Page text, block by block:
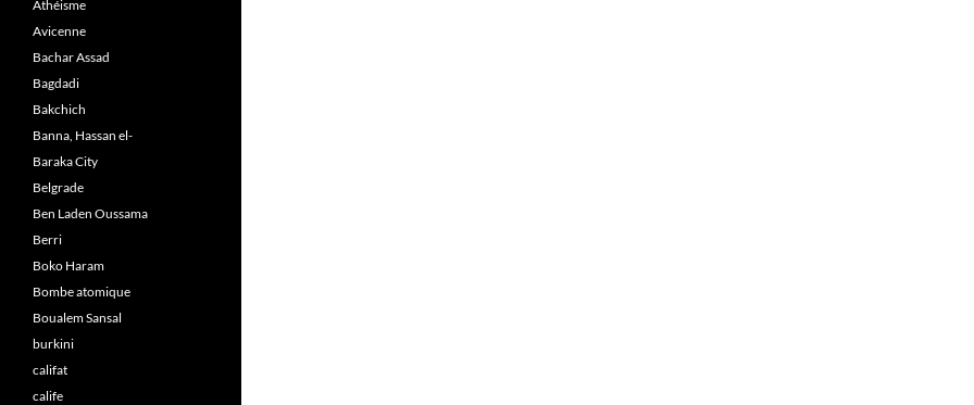
Athéisme
Avicenne
Bachar Assad
Bagdadi
Bakchich
Banna, Hassan el-
Baraka City
Belgrade
Ben Laden Oussama
Berri
Boko Haram
Bombe atomique
Boualem Sansal
burkini
califat
calife